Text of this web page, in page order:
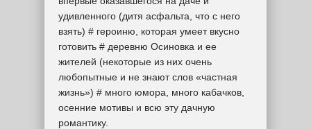
удивленного (дитя асфальта, что с него
взять) # героиню, которая умеет вкусно
готовить # деревню Осиновка и ее
жителей (некоторые из них очень
любопытные и не знают слов «частная
жизнь») # много юмора, много кабачков,
осенние мотивы и всю эту дачную
романтику.